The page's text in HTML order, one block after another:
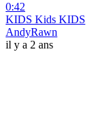
0:42
KIDS Kids KIDS
AndyRawn
il y a 2 ans